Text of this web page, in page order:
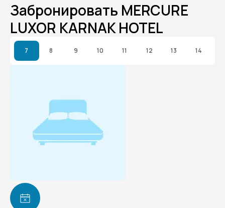
Забронировать MERCURE
LUXOR KARNAK HOTEL
7 8 9 10 11 12 13 14